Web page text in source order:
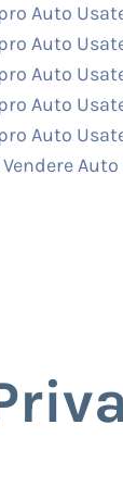
Auto
Auto
Auto
Auto
Auto
Vendere